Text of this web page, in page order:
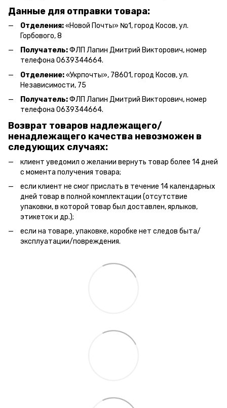
Данные для отправки товара:
Отделения:«Новой Почты» №1, город Косов,ул.
Горбового, 8
Получатель:ФЛП Лапин Дмитрий Викторович, номер
телефона 0639344664.
Отделение:«Укрпочты», 78601, город Косов, ул.
Независимости, 75
Получатель:ФЛП Лапин Дмитрий Викторович, номер
телефона 0639344664.
Возврат товаров надлежащего/
ненадлежащего качества невозможен в
следующих случаях:
клиент уведомил о желании вернуть товар более 14 дней
с момента получения товара;
если клиент не смог прислать в течение 14 календарных
дней товар в полной комплектации (отсутствие
упаковки, в которой товар был доставлен, ярлыков,
этикеток и др.);
если на товаре, упаковке, коробке нет следов быта/
эксплуатации/повреждения.